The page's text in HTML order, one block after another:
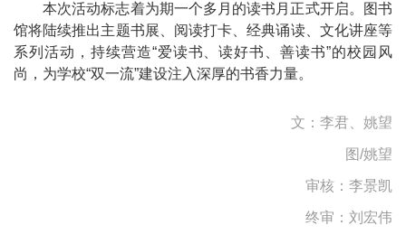
本次活动标志着为期一个多月的读书月正式开启。图书
馆将陆续推出主题书展、阅读打卡、经典诵读、文化讲座等
系列活动，持续营造“爱读书、读好书、善读书”的校园风
尚，为学校“双一流”建设注入深厚的书香力量。
文：李君、姚望
图/姚望
审核： 李景凯
终审：刘宏伟